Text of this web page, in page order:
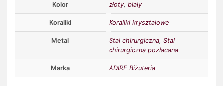
Kolor złoty, biały
Koraliki Koraliki kryształowe
Metal Stal chirurgiczna, Stal
chirurgiczna pozłacana
Marka ADIRE Biżuteria